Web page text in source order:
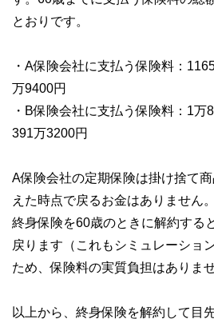
とおりです。
・A保険会社に支払う保険料：
万9400円
・B保険会社に支払う保険料：1万
391万3200円
A保険会社の定期保険は掛け捨て
えた時点で戻るお金はありません
終身保険を60歳のときに解約する
戻ります（これもシミュレーショ
ため、保険料の実質負担はありませ
以上から、終身保険を解約して目